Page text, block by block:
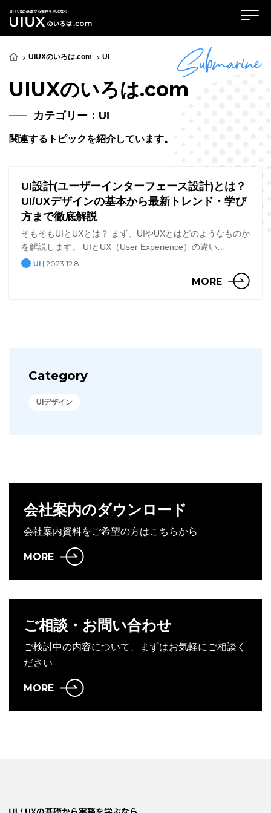
UIUXのいろは.com UI
UIUXのいろは.com
カテゴリー：UI
関連するトピックを紹介しています。
UI設計(ユーザーインターフェース設計)とは？
UI/UXデザインの基本から最新トレンド・学び
方まで徹底解説
そもそもUIとUXとは？ まず、UIやUXとはどのようなものか
を解説します。 UIとUX（User Experience）の違い
UI（User Interface/ユーザーインターフェース）とは、ユー
UI | 2023.12.8
MORE
Category
UIデザイン
会社案内のダウンロード
会社案内資料をご希望の方はこちらから
MORE
ご相談・お問い合わせ
ご検討中の内容について、まずはお気軽にご相談く
ださい
MORE